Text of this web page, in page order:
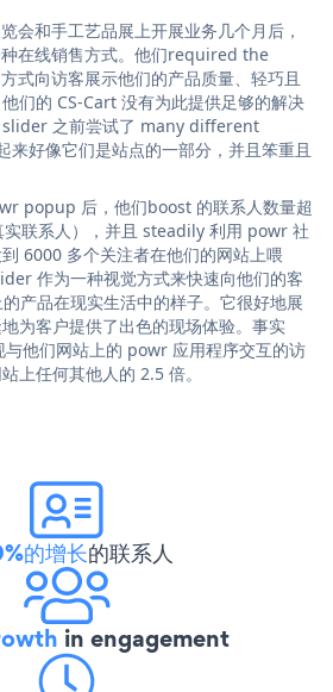
和手工艺品展上开展业务几个月后，
在线销售方式。他们required the
式向访客展示他们的产品质量、轻巧且
们的 CS-Cart 没有为此提供足够的解决
之前尝试了 many different
好像它们是站点的一部分，并且笨重且
popup 后，他们boost 的联系人数量超
联系人），并且 steadily 利用 powr 社
6000 多个关注者在他们的网站上喂
作为一种视觉方式来快速向他们的客
产品在现实生活中的样子。它很好地展
为客户提供了出色的现场体验。事实
他们网站上的 powr 应用程序交互的访
上任何其他人的 2.5 倍。
的增长的联系人
in engagement